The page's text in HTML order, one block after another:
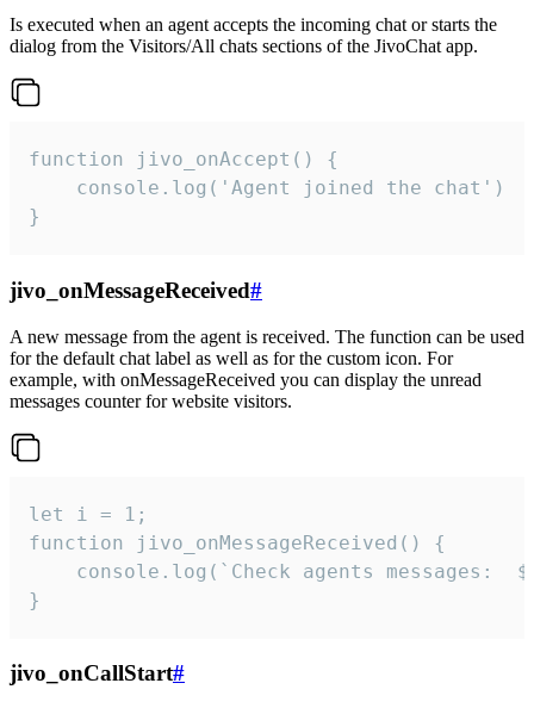
Is executed when an agent accepts the incoming chat or starts the
dialog from the Visitors/All chats sections of the JivoChat app.
function jivo_onAccept() {
}
jivo_onMessageReceived#
A new message from the agent is received. The function can be used
for the default chat label as well as for the custom icon. For
example, with onMessageReceived you can display the unread
messages counter for website visitors.
let i = 1;
function jivo_onMessageReceived() {
}
jivo_onCallStart#